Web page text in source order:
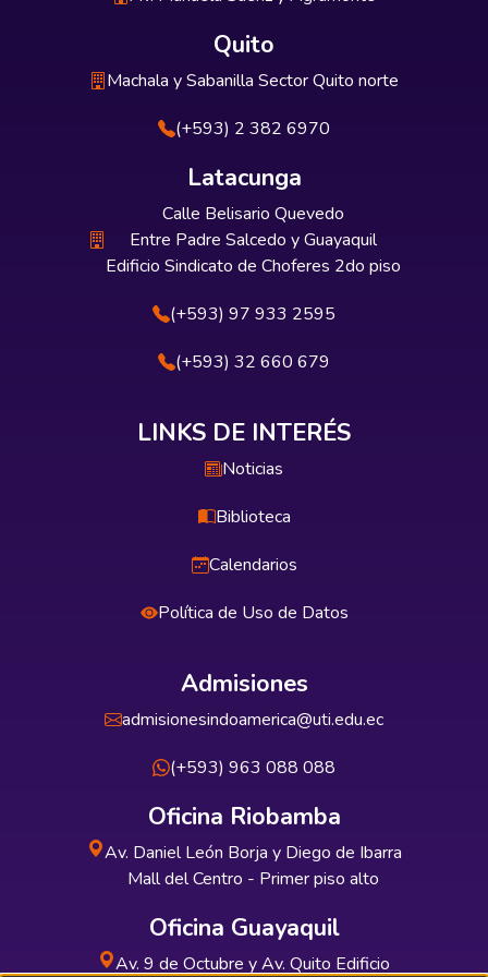
para tales efectos. En Ecuador, al igual que
en países como España y México, los
Estado y especialistas en Derecho, están
determinados conflictos que surjan entre
las partes sin tener que acudir a juicio.
Quito
Machala y Sabanilla Sector Quito norte
(+593) 2 382 6970
Latacunga
Calle Belisario Quevedo
Entre Padre Salcedo y Guayaquil
Edificio Sindicato de Choferes 2do piso
(+593) 97 933 2595
(+593) 32 660 679
LINKS DE INTERÉS
Noticias
Biblioteca
Calendarios
Política de Uso de Datos
Admisiones
admisionesindoamerica@uti.edu.ec
(+593) 963 088 088
Oficina Riobamba
Av. Daniel León Borja y Diego de Ibarra
Mall del Centro - Primer piso alto
Oficina Guayaquil
Av. 9 de Octubre y Av. Quito Edificio